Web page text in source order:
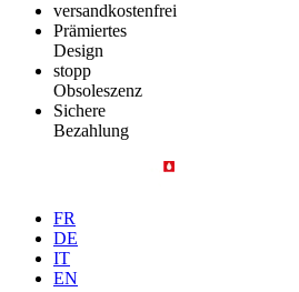
versandkostenfrei
Prämiertes
Design
stopp
Obsoleszenz
Sichere
Bezahlung
FR
DE
IT
EN